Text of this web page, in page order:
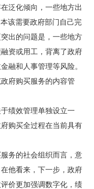
泛化倾向，一些地方出
该需要政府部门自己完
出的问题是，一些地方
资或用工，背离了政府
融和人事管理等风险。
府购买服务的内容管
绩效管理单独设立一
购买全过程在当前具有
务的社会组织而言，意
他看来，下一步，政府
价更加强调数字化，绩